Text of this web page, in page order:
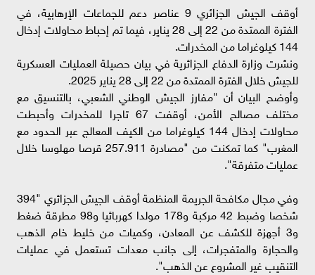
أوقف الجيش الجزائري 9 عناصر دعم للجماعات الإرهابية، في
الفترة الممتدة من 22 إلى 28 يناير، فيما تم إحباط محاولات إدخال
144 كيلوغراما من المخدرات.
ونشرت وزارة الدفاع الجزائرية في بيان حصيلة العمليات العسكرية
للجيش خلال الفترة الممتدة من 22 إلى 28 يناير 2025.
وأوضح البيان أن "مفارز الجيش الوطني الشعبي، بالتنسيق مع
مختلف مصالح الأمن، أوقفت 67 تاجرا للمخدرات وأحبطت
محاولات إدخال 144 كيلوغراما من الكيف المعالج عبر الحدود مع
المغرب" كما تمكنت من "مصادرة 257.911 قرصا مهلوسا خلال
عمليات متفرقة".
وفي مجال مكافحة الجريمة المنظمة أوقف الجيش الجزائري "394
شخصا وضبط 42 مركبة و178 مولدا كهربائيا و98 مطرقة ضغط
و3 أجهزة للكشف عن المعادن، وكميات من خليط خام الذهب
والحجارة والمتفجرات، إلى جانب معدات تستعمل في عمليات
التنقيب غير المشروع عن الذهب".